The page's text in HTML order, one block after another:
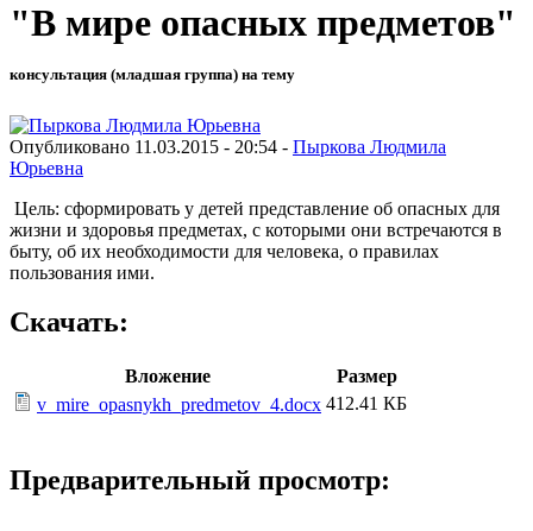
"В мире опасных предметов"
консультация (младшая группа) на тему
Опубликовано 11.03.2015 - 20:54 - Пыркова Людмила
Юрьевна
Цель: сформировать у детей представление об опасных для
жизни и здоровья предметах, с которыми они встречаются в
быту, об их необходимости для человека, о правилах
пользования ими.
Скачать:
Вложение
Размер
v_mire_opasnykh_predmetov_4.docx 412.41 КБ
Предварительный просмотр: